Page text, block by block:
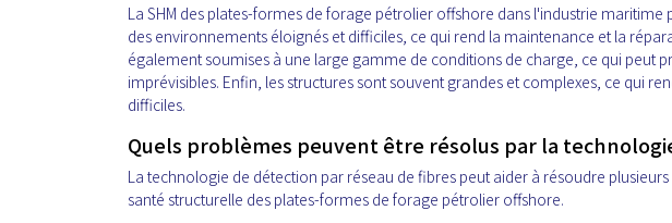
La SHM des plates-formes de forage pétrolier offshore dans l'industrie maritime
des environnements éloignés et difficiles, ce qui rend la maintenance et la
également soumises à une large gamme de conditions de charge, ce qui peut
imprévisibles. Enfin, les structures sont souvent grandes et complexes, ce qui
difficiles.
Quels problèmes peuvent être résolus par la
La technologie de détection par réseau de fibres peut aider à résoudre
santé structurelle des plates-formes de forage pétrolier offshore.